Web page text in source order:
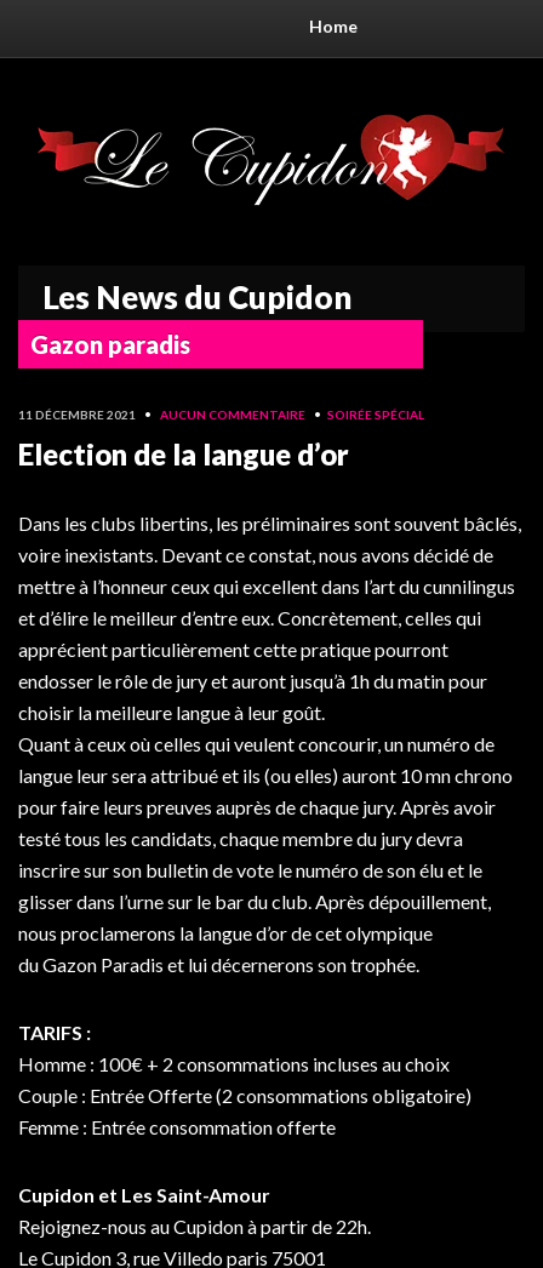
Home
Les News du Cupidon
Gazon paradis
11 DÉCEMBRE 2021 • AUCUN COMMENTAIRE • SOIRÉE SPÉCIAL
Election de la langue d’or
Dans les clubs libertins, les préliminaires sont souvent bâclés,
voire inexistants. Devant ce constat, nous avons décidé de
mettre à l’honneur ceux qui excellent dans l’art du cunnilingus
et d’élire le meilleur d’entre eux. Concrètement, celles qui
apprécient particulièrement cette pratique pourront
endosser le rôle de jury et auront jusqu’à 1h du matin pour
choisir la meilleure langue à leur goût.
Quant à ceux où celles qui veulent concourir, un numéro de
langue leur sera attribué et ils (ou elles) auront 10 mn chrono
pour faire leurs preuves auprès de chaque jury. Après avoir
testé tous les candidats, chaque membre du jury devra
inscrire sur son bulletin de vote le numéro de son élu et le
glisser dans l’urne sur le bar du club. Après dépouillement,
nous proclamerons la langue d’or de cet olympique
du Gazon Paradis et lui décernerons son trophée.
TARIFS :
Homme : 100€ + 2 consommations incluses au choix
Couple : Entrée Offerte (2 consommations obligatoire)
Femme : Entrée consommation offerte
Cupidon et Les Saint-Amour
Rejoignez-nous au Cupidon à partir de 22h.
Le Cupidon 3, rue Villedo paris 75001